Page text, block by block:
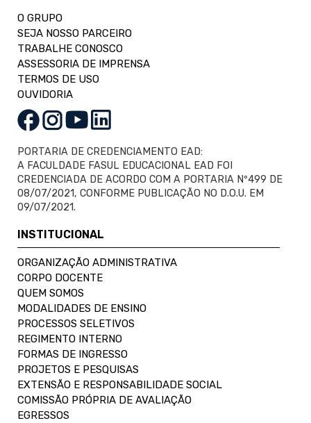
O GRUPO
SEJA NOSSO PARCEIRO
TRABALHE CONOSCO
ASSESSORIA DE IMPRENSA
TERMOS DE USO
OUVIDORIA
PORTARIA DE CREDENCIAMENTO EAD:
A FACULDADE FASUL EDUCACIONAL EAD FOI
CREDENCIADA DE ACORDO COM A PORTARIA Nº499 DE
08/07/2021, CONFORME PUBLICAÇÃO NO D.O.U. EM
09/07/2021.
INSTITUCIONAL
ORGANIZAÇÃO ADMINISTRATIVA
CORPO DOCENTE
QUEM SOMOS
MODALIDADES DE ENSINO
PROCESSOS SELETIVOS
REGIMENTO INTERNO
FORMAS DE INGRESSO
PROJETOS E PESQUISAS
EXTENSÃO E RESPONSABILIDADE SOCIAL
COMISSÃO PRÓPRIA DE AVALIAÇÃO
EGRESSOS